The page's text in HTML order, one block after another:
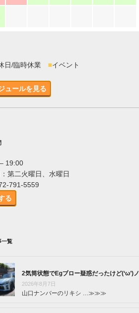
日/臨時休業 ■イベント
ュールを見る
19:00
第二火曜日、水曜日
791-5559
る
一覧
2気筒状態でEgブロー疑惑だったけど(‘ω’)ノ
2026年8月7日
山口ナンバーのリキシ …≫≫≫